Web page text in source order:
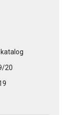
katalog
20